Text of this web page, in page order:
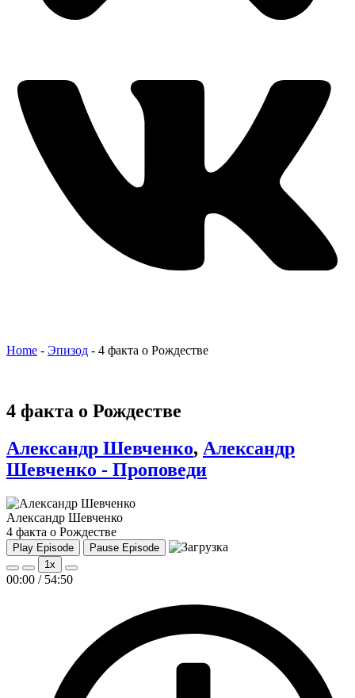
Home - Эпизод - 4 факта о Рождестве
4 факта о Рождестве
Александр Шевченко, Александр
Шевченко - Проповеди
Александр Шевченко
4 факта о Рождестве
Play Episode
Pause Episode
1x
00:00 / 54:50